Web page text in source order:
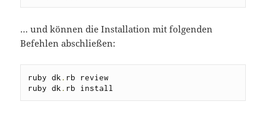
… und können die Installation mit folgenden
Befehlen abschließen:
ruby dk . rb review
ruby dk . rb install